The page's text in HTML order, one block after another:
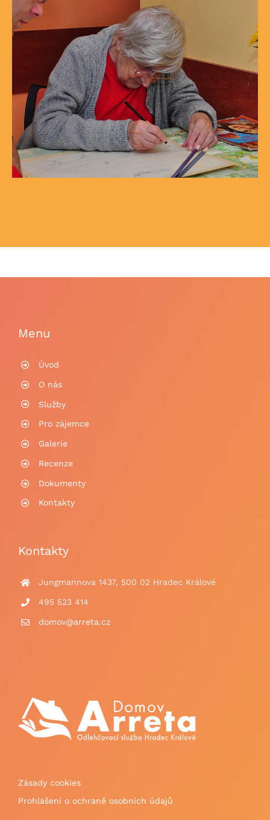
Menu
Úvod
O nás
Služby
Pro zájemce
Galerie
Recenze
Dokumenty
Kontakty
Kontakty
Jungmannova 1437, 500 02 Hradec Králové
495 523 414
domov@arreta.cz
Zásady cookies
Prohlášení o ochraně osobních údajů